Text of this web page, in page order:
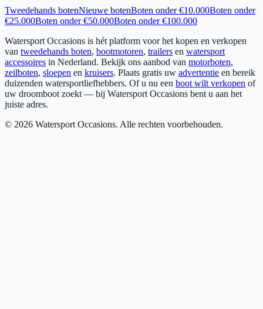
Tweedehands botenNieuwe botenBoten onder €10.000Boten onder
€25.000Boten onder €50.000Boten onder €100.000
Watersport Occasions is hét platform voor het kopen en verkopen
van tweedehands boten, bootmotoren, trailers en watersport
accessoires in Nederland. Bekijk ons aanbod van motorboten,
zeilboten, sloepen en kruisers. Plaats gratis uw advertentie en bereik
duizenden watersportliefhebbers. Of u nu een boot wilt verkopen of
uw droomboot zoekt — bij Watersport Occasions bent u aan het
juiste adres.
© 2026 Watersport Occasions. Alle rechten voorbehouden.